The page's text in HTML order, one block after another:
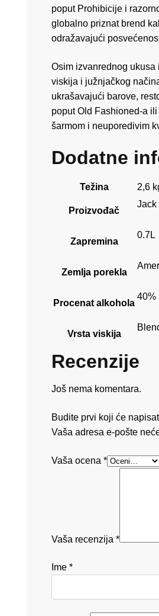
poput Prohibicije i
globalno priznat brend
odražavajući
Osim izvanrednog
viskija i južnjačkog
ukrašavajući barove,
poput Old Fashioned-a
šarmom i neuporedivim
Dodatne
Težina 2,6
Proizvođač
Jack
Zapremina
0.7L
Zemlja porekla
Procenat alkohola
40%
Vrsta viskija
Recenzije
Još nema komentara.
Budite prvi koji će
Vaša adresa e-pošte
Vaša ocena *
Vaša recenzija *
Ime *